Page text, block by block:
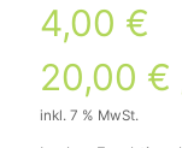
4,00 €
20,00 €
inkl. 7 % MwSt.